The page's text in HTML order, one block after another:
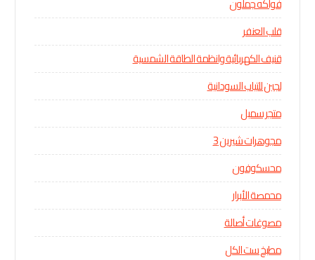
قلب العنفر
قنيف الكهربائية وانظمة الطاقة الشمسية
لجين للتياب السودانية
متجر سمبل
مجوهرات شيرين 3
محسكوفون
محمصة الأبرار
مصوغات أصالة
مطبخ ست الكل